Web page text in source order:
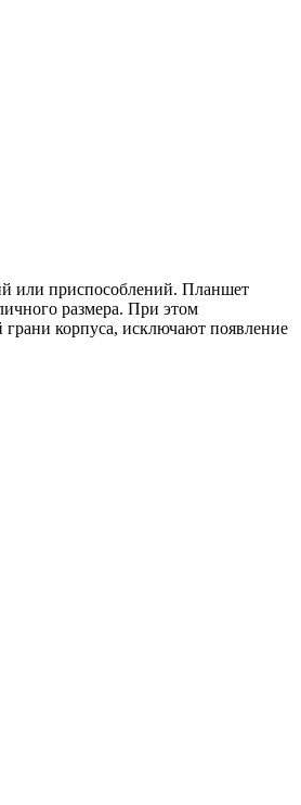
или приспособлений. Планшет
размера. При этом
корпуса, исключают появление